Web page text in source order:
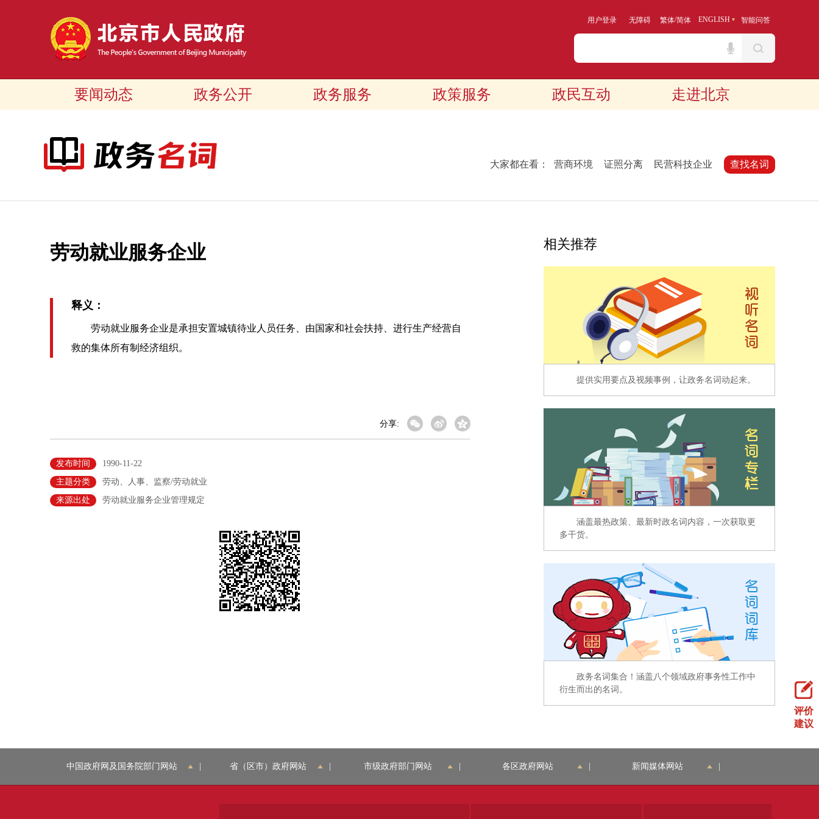
用户登录 无障碍 繁体/简体 ENGLISH 智能问答
要闻动态 政务公开 政务服务 政策服务 政民互动 走进北京
大家都在看： 营商环境 证照分离 民营科技企业 查找名词
劳动就业服务企业
释义：
劳动就业服务企业是承担安置城镇待业人员任务、由国家和社会扶持、进行生产经营自
救的集体所有制经济组织。
分享:
发布时间
1990-11-22
主题分类
劳动、人事、监察/劳动就业
来源出处
劳动就业服务企业管理规定
相关推荐
提供实用要点及视频事例，让政务名词动起来。
涵盖最热政策、最新时政名词内容，一次获取更
多干货。
政务名词集合！涵盖八个领域政府事务性工作中
衍生而出的名词。
评价
建议
中国政府网及国务院部门网站 省（区市）政府网站 市级政府部门网站 各区政府网站 新闻媒体网站